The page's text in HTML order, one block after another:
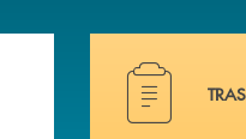
Hai bisogno